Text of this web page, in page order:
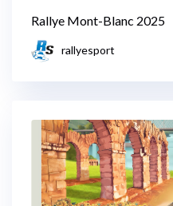
Rallye Mont-Blanc 2025
rallyesport